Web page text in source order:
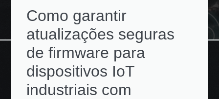
Como garantir
atualizações seguras
de firmware para
dispositivos IoT
industriais com